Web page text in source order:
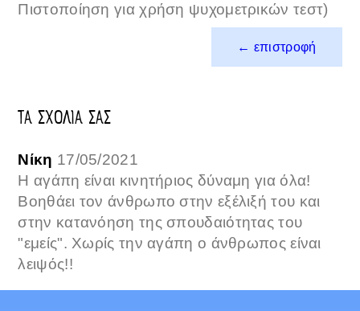
Πιστοποίηση για χρήση ψυχομετρικών τεστ)
← επιστροφή
ΤΑ ΣΧΟΛΙΑ ΣΑΣ
Νίκη 17/05/2021
Η αγάπη είναι κινητήριος δύναμη για όλα!
Βοηθάει τον άνθρωπο στην εξέλιξή του και
στην κατανόηση της σπουδαιότητας του
"εμείς". Χωρίς την αγάπη ο άνθρωπος είναι
λειψός!!